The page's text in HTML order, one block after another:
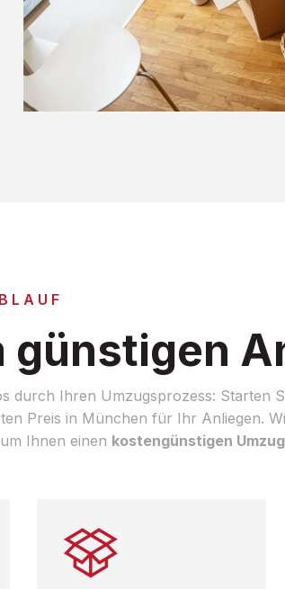
günstigen
durch Ihren Umzugsprozess: Starten
Preis in München für Ihr Anliegen.
Ihnen einen kostengünstigen